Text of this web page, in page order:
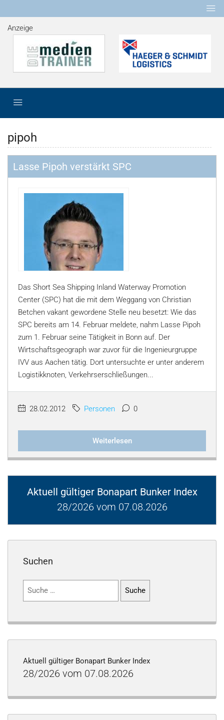
Anzeige
pipoh
Lasse Pipoh verstärkt SPC
Das Short Sea Shipping Inland Waterway Promotion
Center (SPC) hat die mit dem Weggang von Christian
Betchen vakant gewordene Stelle neu besetzt: Wie das
SPC bereits am 14. Februar meldete, nahm Lasse Pipoh
zum 1. Februar seine Tätigkeit in Bonn auf. Der
Wirtschaftsgeograph war zuvor für die Ingenieurgruppe
IVV aus Aachen tätig. Dort untersuchte er unter anderem
Logistikknoten, Verkehrserschließungen...
28.02.2012 Personen 0
Weiterlesen
Aktuell gültiger Bonapart Bunker Index
28/2026 vom 07.08.2026
Suchen
Suchen
Aktuell gültiger Bonapart Bunker Index
28/2026 vom 07.08.2026